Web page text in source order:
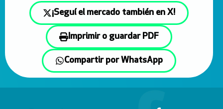
¡Seguí el mercado también en X!
Imprimir o guardar PDF
Compartir por WhatsApp